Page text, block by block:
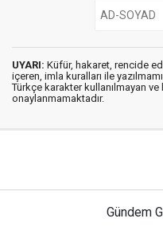
UYARI: Küfür, hakaret, rencide
içeren, imla kuralları ile
Türkçe karakter kullanılmayan
onaylanmamaktadır.
Gündem